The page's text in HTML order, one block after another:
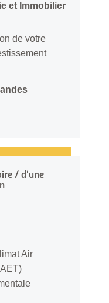
et Immobilier
de votre
/ d'une
Air